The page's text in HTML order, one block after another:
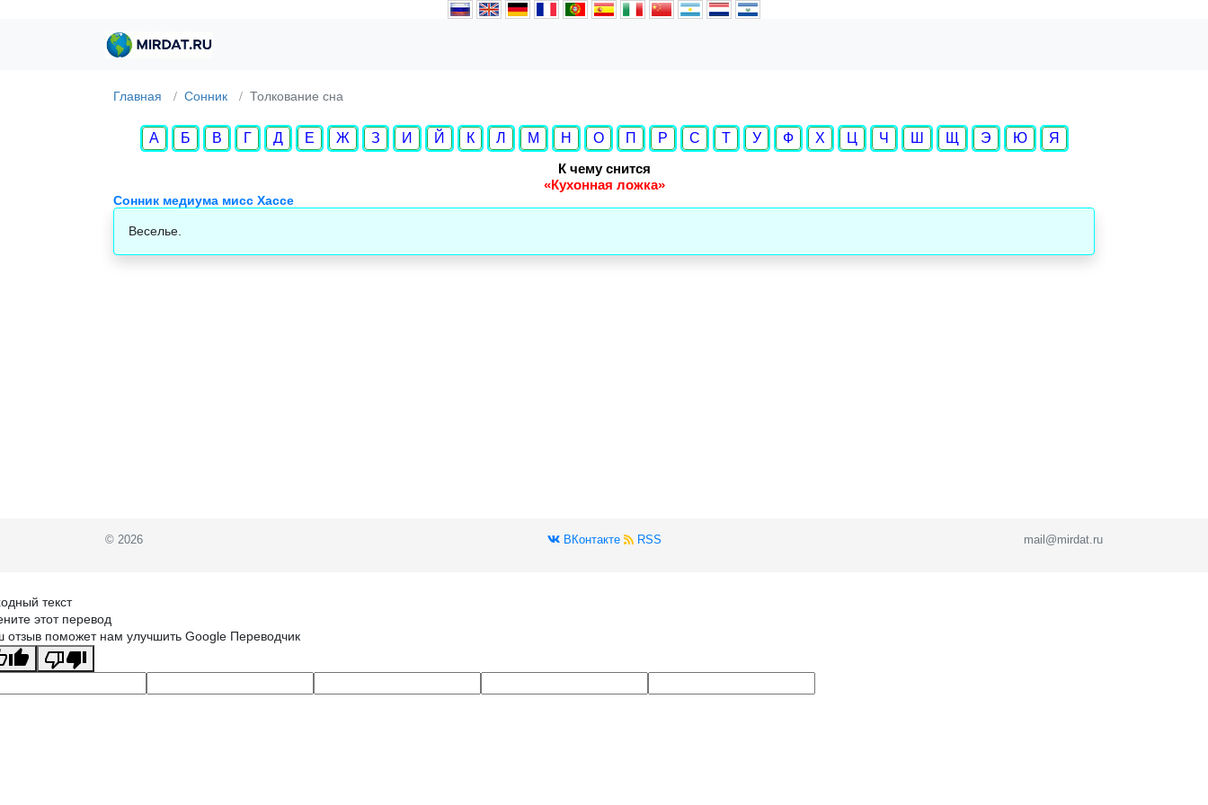
Главная Сонник Толкование сна
А Б В Г Д Е Ж З И Й К Л М Н О П Р С Т У Ф Х Ц Ч Ш Щ Э Ю
Я
К чему снится
«Кухонная ложка»
Сонник медиума мисс Хассе
Веселье.
© 2026 ВКонтакте RSS mail@mirdat.ru
текст
этот перевод
отзыв поможет нам улучшить Google Переводчик